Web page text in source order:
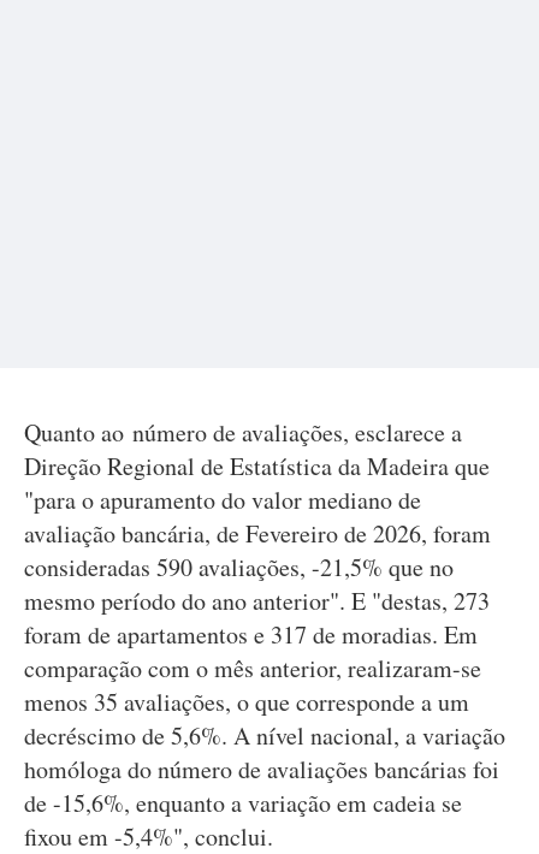
Quanto ao número de avaliações, esclarece a
Direção Regional de Estatística da Madeira que
"para o apuramento do valor mediano de
avaliação bancária, de Fevereiro de 2026, foram
consideradas 590 avaliações, -21,5% que no
mesmo período do ano anterior". E "destas, 273
foram de apartamentos e 317 de moradias. Em
comparação com o mês anterior, realizaram-se
menos 35 avaliações, o que corresponde a um
decréscimo de 5,6%. A nível nacional, a variação
homóloga do número de avaliações bancárias foi
de -15,6%, enquanto a variação em cadeia se
fixou em -5,4%", conclui.